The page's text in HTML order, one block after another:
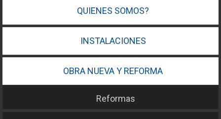
QUIENES SOMOS?
INSTALACIONES
OBRA NUEVA Y REFORMA
Reformas